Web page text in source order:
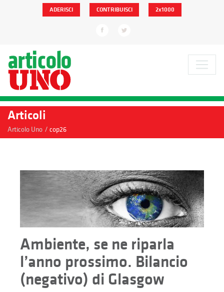
ADERISCI CONTRIBUISCI 2x1000
Articoli
Articolo Uno / cop26
Ambiente, se ne riparla
l’anno prossimo. Bilancio
(negativo) di Glasgow